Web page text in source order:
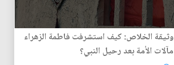
وثيقة الخلاص: كيف استشرفت فاطمة الزهراء
مآلات الأمة بعد رحيل النبي؟